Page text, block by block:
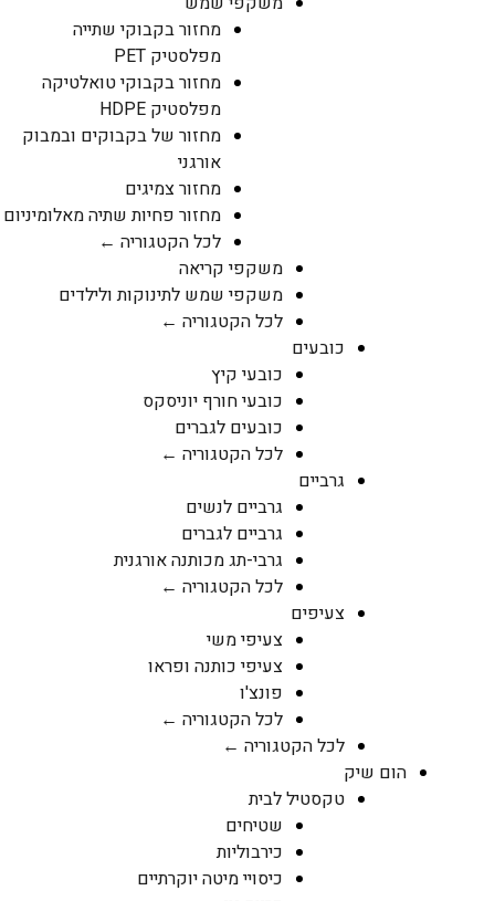
מחזור בקבוקי שתייה
מפלסטיק PET
מחזור בקבוקי טואלטיקה
מפלסטיק HDPE
מחזור של בקבוקים ובמבוק
אורגני
מחזור צמיגים
מחזור פחיות שתיה מאלומיניום
לכל הקטגוריה ←
משקפי קריאה
משקפי שמש לתינוקות ולילדים
לכל הקטגוריה ←
כובעים
כובעי קיץ
כובעי חורף יוניסקס
כובעים לגברים
לכל הקטגוריה ←
גרביים
גרביים לנשים
גרביים לגברים
גרבי-תג מכותנה אורגנית
לכל הקטגוריה ←
צעיפים
צעיפי משי
צעיפי כותנה ופראו
פונצ'ו
לכל הקטגוריה ←
לכל הקטגוריה ←
הום שיק
טקסטיל לבית
שטיחים
כירבוליות
כיסויי מיטה יוקרתיים